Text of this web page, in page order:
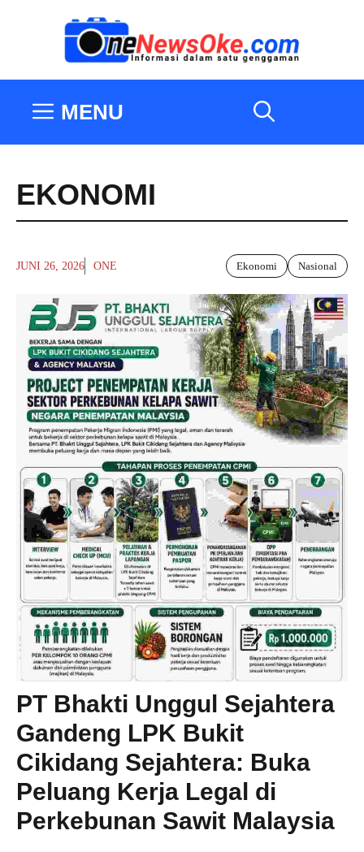
MENU
EKONOMI
JUNI 26, 2026 ONE Ekonomi Nasional
PT Bhakti Unggul Sejahtera
Gandeng LPK Bukit
Cikidang Sejahtera: Buka
Peluang Kerja Legal di
Perkebunan Sawit Malaysia